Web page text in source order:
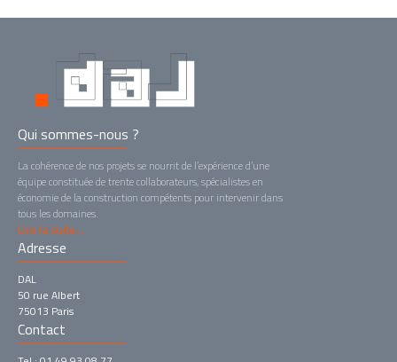
Qui sommes-nous ?
La cohérence de nos projets se nourrit de l’expérience d’une
équipe constituée de trente collaborateurs, spécialistes en
économie de la construction compétents pour intervenir dans
tous les domaines.
Lire la suite...
Adresse
DAL
50 rue Albert
75013 Paris
Contact